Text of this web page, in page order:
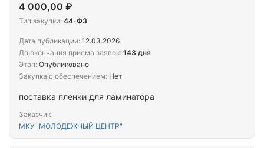
поставка пленки для ламинатора
Заказчик
МКУ "МОЛОДЕЖНЫЙ ЦЕНТР"
4 000,00 ₽
Тип закупки: 44-ФЗ
Дата публикации: 12.03.2026
До окончания приема заявок: 143 дня
Этап: Опубликовано
Закупка с обеспечением: Нет